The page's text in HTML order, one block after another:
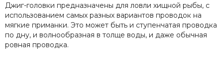
Джиг-головки предназначены для ловли хищной рыбы, с
использованием самых разных вариантов проводок на
мягкие приманки. Это может быть и ступенчатая проводка
по дну, и волнообразная в толще воды, и даже обычная
ровная проводка.